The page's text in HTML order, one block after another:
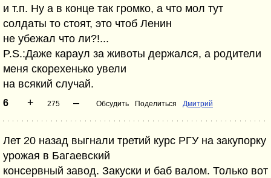
и т.п. Ну а в конце так громко, а что мол тут
солдаты то стоят, это чтоб Ленин
не убежал что ли?!...
P.S.:Даже караул за животы держался, а родители
меня скорехенько увели
на всякий случай.
6 + 275 – Обсудить Поделиться Дмитрий
Лет 20 назад выгнали третий курс РГУ на закупорку
урожая в Багаевский
консервный завод. Закуски и баб валом. Только вот